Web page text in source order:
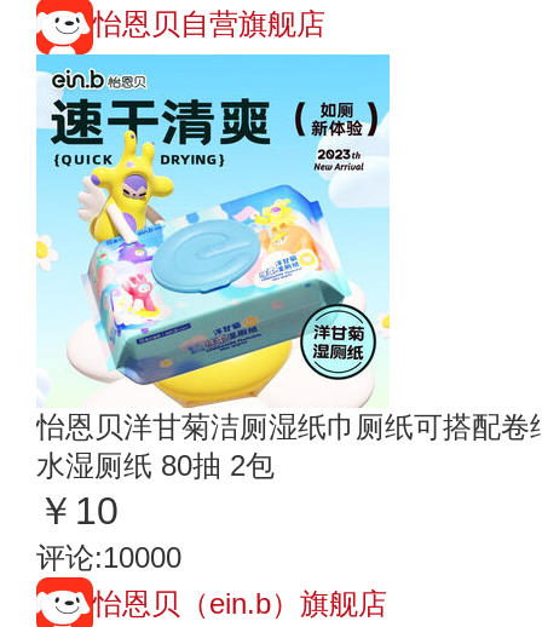
怡恩贝自营旗舰店
怡恩贝洋甘菊洁厕湿纸巾厕纸可搭配
水湿厕纸 80抽 2包
￥10
评论:10000
怡恩贝（ein.b）旗舰店